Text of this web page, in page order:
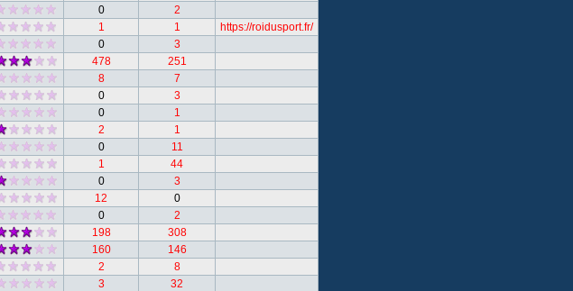
0
2
1 1
https://roidusport.fr/
0
3
478
251
8
7
0
3
0
1
2
1
0
11
1
44
0
3
12
0
0
2
198
308
160
146
2
8
3
32